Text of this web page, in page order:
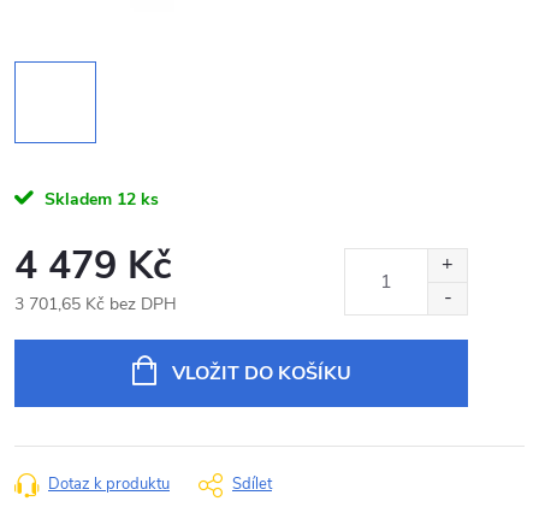
Skladem 12 ks
4 479 Kč
3 701,65 Kč bez DPH
VLOŽIT DO KOŠÍKU
Dotaz k produktu Sdílet